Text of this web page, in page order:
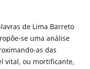
de Lima Barreto
se uma análise
as das
vital, ou mortificante,